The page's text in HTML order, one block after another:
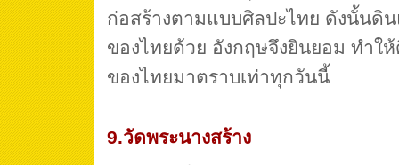
ก่อสร้างตามแบบศิลปะไทย ดังนั้นดิ
ของไทยด้วย อังกฤษจึงยินยอม ทำใ
ของไทยมาตราบเท่าทุกวันนี้
9.วัดพระนางสร้าง